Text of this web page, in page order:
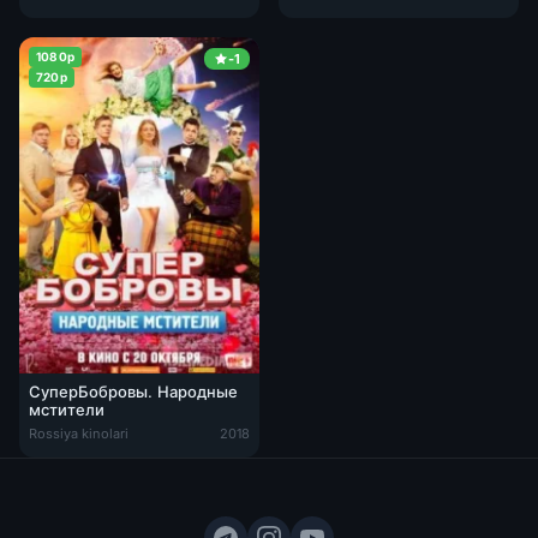
-1
1080p
720p
СуперБобровы. Народные
мстители
Rossiya kinolari 2018